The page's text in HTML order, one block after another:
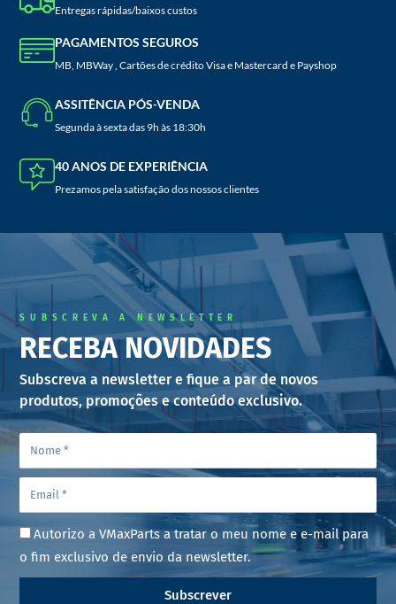
Entregas rápidas/baixos custos
PAGAMENTOS SEGUROS
MB, MBWay , Cartões de crédito Visa e Mastercard e Payshop
ASSITÊNCIA PÓS-VENDA
Segunda à sexta das 9h às 18:30h
40 ANOS DE EXPERIÊNCIA
Prezamos pela satisfação dos nossos clientes
SUBSCREVA A NEWSLETTER
RECEBA NOVIDADES
Subscreva a newsletter e fique a par de novos
produtos, promoções e conteúdo exclusivo.
Autorizo a VMaxParts a tratar o meu nome e e-mail para
o fim exclusivo de envio da newsletter.
Subscrever